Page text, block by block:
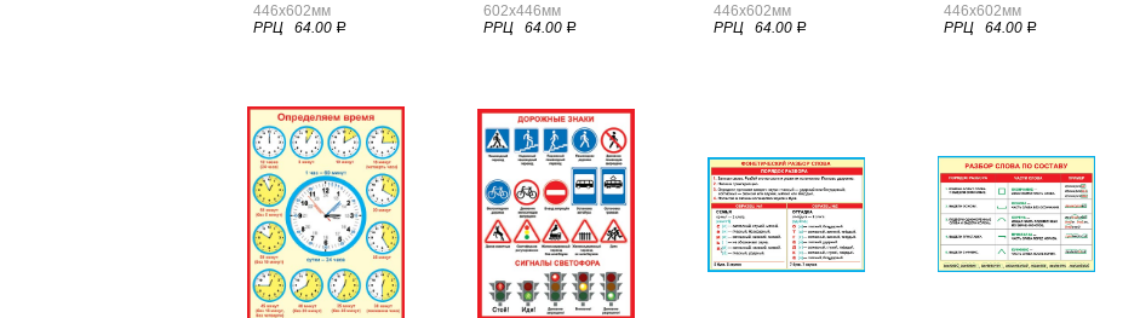
446x602мм
РРЦ 64.00 a
602x446мм
РРЦ 64.00 a
446x602мм
РРЦ 64.00 a
446x602мм
РРЦ 64.00 a